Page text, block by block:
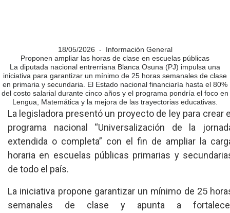
18/05/2026 - Información General
Proponen ampliar las horas de clase en escuelas públicas
La diputada nacional entrerriana Blanca Osuna (PJ) impulsa una
iniciativa para garantizar un mínimo de 25 horas semanales de clase
en primaria y secundaria. El Estado nacional financiaría hasta el 80%
del costo salarial durante cinco años y el programa pondría el foco en
Lengua, Matemática y la mejora de las trayectorias educativas.
La legisladora presentó un proyecto de ley para crear
programa nacional “Universalización de la
extendida o completa” con el fin de ampliar la
horaria en escuelas públicas primarias y
de todo el país.
La iniciativa propone garantizar un mínimo de 25
semanales de clase y apunta a